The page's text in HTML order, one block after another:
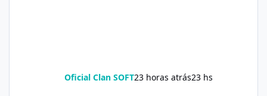
Oficial Clan SOFT23 horas atrás23 hs